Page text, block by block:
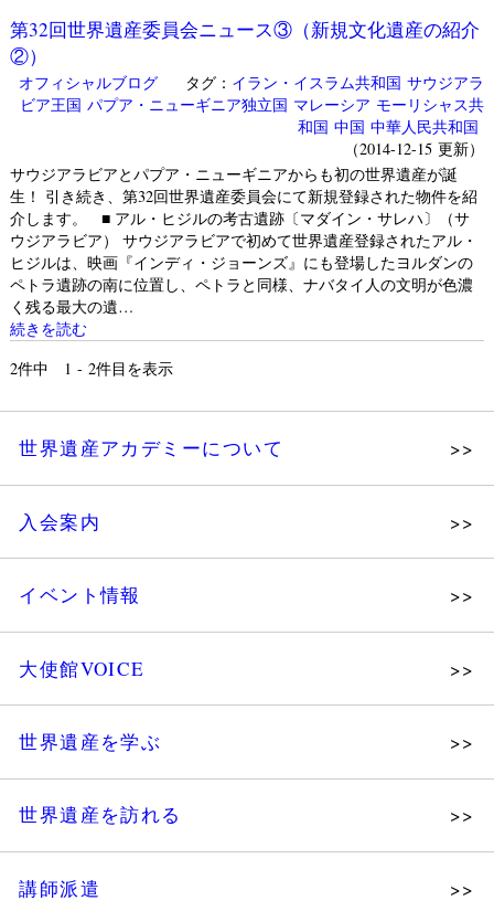
第32回世界遺産委員会ニュース③（新規文化遺産の紹介
②）
オフィシャルブログタグ： イラン・イスラム共和国 サウジアラ
ビア王国 パプア・ニューギニア独立国 マレーシア モーリシャス共
和国 中国 中華人民共和国
（2014-12-15 更新）
サウジアラビアとパプア・ニューギニアからも初の世界遺産が誕
生！ 引き続き、第32回世界遺産委員会にて新規登録された物件を紹
介します。 ■ アル・ヒジルの考古遺跡〔マダイン・サレハ〕（サ
ウジアラビア） サウジアラビアで初めて世界遺産登録されたアル・
ヒジルは、映画『インディ・ジョーンズ』にも登場したヨルダンの
ペトラ遺跡の南に位置し、ペトラと同様、ナバタイ人の文明が色濃
く残る最大の遺…
続きを読む
2件中 1 - 2件目を表示
世界遺産アカデミーについて
組織図・役員
法人会員・協賛団体／公認団体
入会案内
イベント情報
展示会
ツアー情報
大使館VOICE
世界遺産を学ぶ
世界遺産を訪れる
講師派遣